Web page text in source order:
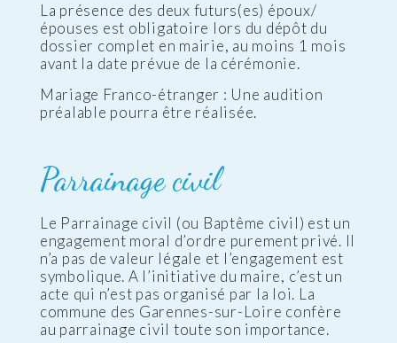
La présence des deux futurs(es) époux/
épouses est obligatoire lors du dépôt du
dossier complet en mairie, au moins 1 mois
avant la date prévue de la cérémonie.
Mariage Franco-étranger : Une audition
préalable pourra être réalisée.
Parrainage civil
Le Parrainage civil (ou Baptême civil) est un
engagement moral d’ordre purement privé. Il
n’a pas de valeur légale et l’engagement est
symbolique. A l’initiative du maire, c’est un
acte qui n’est pas organisé par la loi. La
commune des Garennes-sur-Loire confère
au parrainage civil toute son importance.